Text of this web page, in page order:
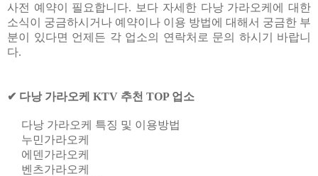
사전 예약이 필요합니다. 보다 자세한 다낭 가라오케에 대한
소식이 궁금하시거나 예약이나 이용 방법에 대해서 궁금한 부
분이 있다면 언제든 각 업소의 연락처로 문의 하시기 바랍니
다.
✔ 다낭 가라오케 KTV 추천 TOP 업소
다낭 가라오케 특징 및 이용방법
누민가라오케
에덴가라오케
벤츠가라오케